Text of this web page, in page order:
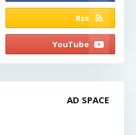
AD SPACE